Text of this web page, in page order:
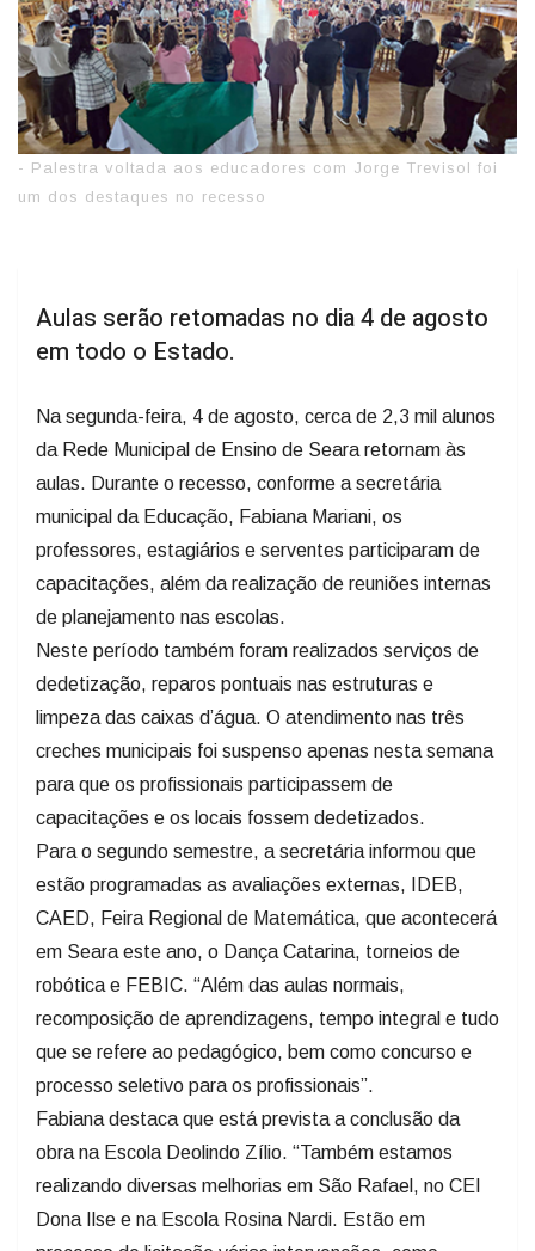
- Palestra voltada aos educadores com Jorge Trevisol foi
um dos destaques no recesso
Aulas serão retomadas no dia 4 de agosto
em todo o Estado.
Na segunda-feira, 4 de agosto, cerca de 2,3 mil alunos
da Rede Municipal de Ensino de Seara retornam às
aulas. Durante o recesso, conforme a secretária
municipal da Educação, Fabiana Mariani, os
professores, estagiários e serventes participaram de
capacitações, além da realização de reuniões internas
de planejamento nas escolas.
Neste período também foram realizados serviços de
dedetização, reparos pontuais nas estruturas e
limpeza das caixas d’água. O atendimento nas três
creches municipais foi suspenso apenas nesta semana
para que os profissionais participassem de
capacitações e os locais fossem dedetizados.
Para o segundo semestre, a secretária informou que
estão programadas as avaliações externas, IDEB,
CAED, Feira Regional de Matemática, que acontecerá
em Seara este ano, o Dança Catarina, torneios de
robótica e FEBIC. “Além das aulas normais,
recomposição de aprendizagens, tempo integral e tudo
que se refere ao pedagógico, bem como concurso e
processo seletivo para os profissionais”.
Fabiana destaca que está prevista a conclusão da
obra na Escola Deolindo Zílio. “Também estamos
realizando diversas melhorias em São Rafael, no CEI
Dona Ilse e na Escola Rosina Nardi. Estão em